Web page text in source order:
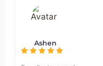
Ashen